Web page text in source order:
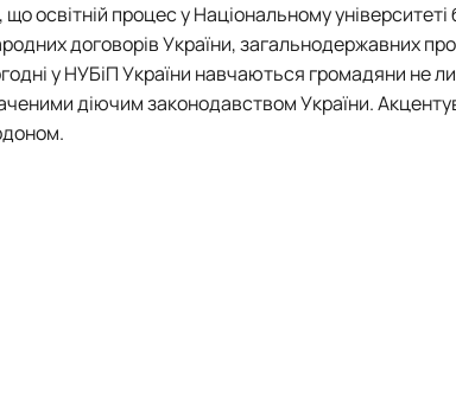
що освітній процесу Національному
договорів України, загальнодержавних
у НУБіП України навчаються громадяни не
діючим законодавством України.